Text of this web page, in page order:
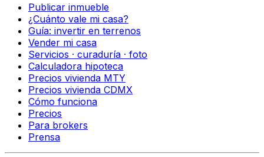
Publicar inmueble
¿Cuánto vale mi casa?
Guía: invertir en terrenos
Vender mi casa
Servicios · curaduría · foto
Calculadora hipoteca
Precios vivienda MTY
Precios vivienda CDMX
Cómo funciona
Precios
Para brokers
Prensa